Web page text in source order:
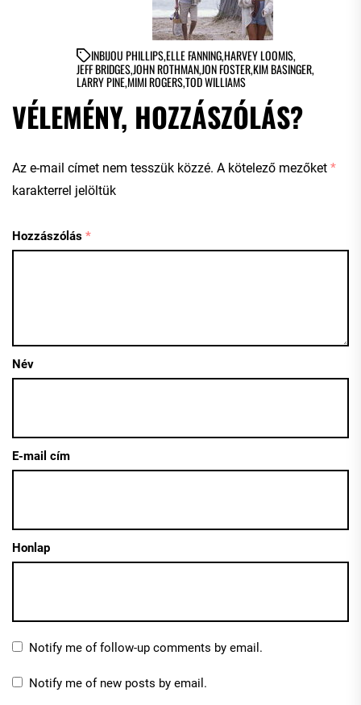
INBIJOU PHILLIPS,ELLE FANNING,HARVEY LOOMIS,
JEFF BRIDGES,JOHN ROTHMAN,JON FOSTER,KIM BASINGER,
LARRY PINE,MIMI ROGERS,TOD WILLIAMS
VÉLEMÉNY, HOZZÁSZÓLÁS?
Az e-mail címet nem tesszük közzé. A kötelező mezőket *
karakterrel jelöltük
Hozzászólás *
Név
E-mail cím
Honlap
Notify me of follow-up comments by email.
Notify me of new posts by email.